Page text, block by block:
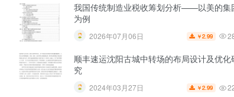
我国传统制造业税收筹划分析——以美的集
为例
2026年07月06日 ￥2.99
顺丰速运沈阳古城中转场的布局设计及优化
究
2024年03月27日 ￥2.99